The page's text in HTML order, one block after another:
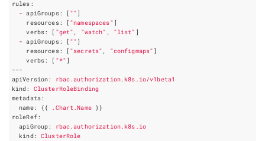
rules :
- apiGroups: [ "" ]
resources: [ "namespaces" ]
verbs: [ "get" , "watch" , "list" ]
- apiGroups: [ "" ]
resources: [ "secrets" , "configmaps" ]
verbs: [ "*" ]
---
apiVersion:
rbac.authorization.k8s.io/v1beta1
kind :
ClusterRoleBinding
metadata:
name: {{ .Chart.Name }}
roleRef:
apiGroup:
rbac.authorization.k8s.io
kind :
ClusterRole